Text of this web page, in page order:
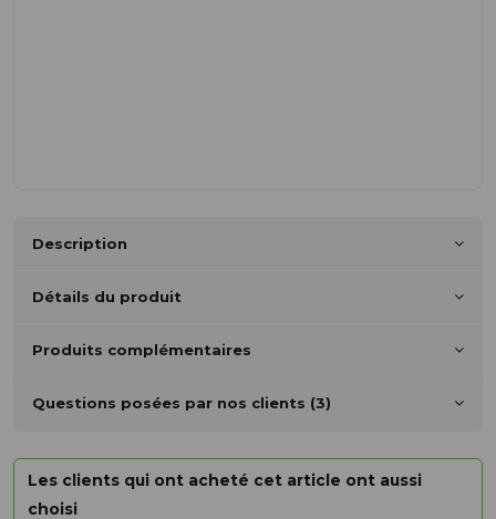
Description
Détails du produit
Produits complémentaires
Questions posées par nos clients (3)
Les clients qui ont acheté cet article ont aussi
choisi